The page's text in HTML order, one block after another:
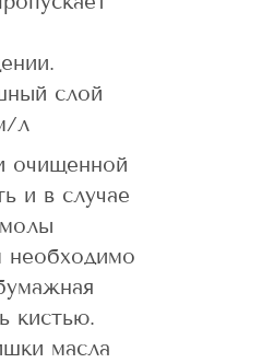
слой
л
очищенной
и в случае
необходимо
кистью.
масла